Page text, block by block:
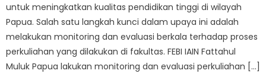
untuk meningkatkan kualitas pendidikan tinggi di wilayah
Papua. Salah satu langkah kunci dalam upaya ini adalah
melakukan monitoring dan evaluasi berkala terhadap proses
perkuliahan yang dilakukan di fakultas. FEBI IAIN Fattahul
Muluk Papua lakukan monitoring dan evaluasi perkuliahan […]